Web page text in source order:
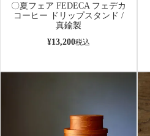
〇夏フェア FEDECA フェデカ
コーヒー ドリップスタンド /
真鍮製
¥13,200税込